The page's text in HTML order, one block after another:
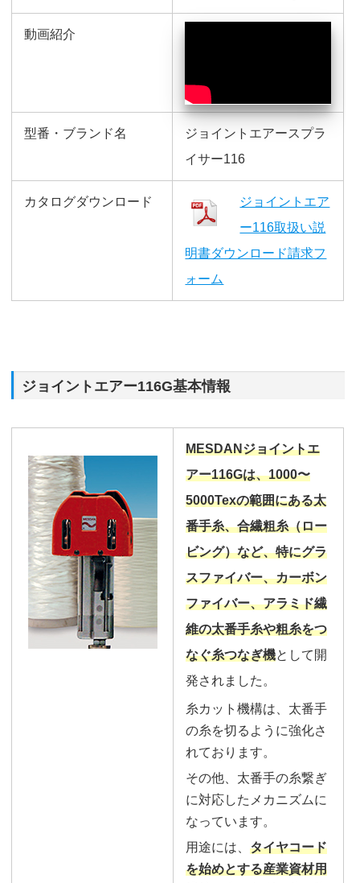
動画紹介
型番・ブランド名
ジョイントエアースプラ
イサー116
カタログダウンロード
ジョイントエア
ー116取扱い説
明書ダウンロード請求フ
ォーム
ジョイントエアー116G基本情報
MESDANジョイントエ
アー116Gは、1000〜
5000Texの範囲にある太
番手糸、合繊粗糸（ロー
ビング）など、特にグラ
スファイバー、カーボン
ファイバー、アラミド繊
維の太番手糸や粗糸をつ
なぐ糸つなぎ機として開
発されました。
糸カット機構は、太番手
の糸を切るように強化さ
れております。
その他、太番手の糸繋ぎ
に対応したメカニズムに
なっています。
用途には、タイヤコード
を始めとする産業資材用